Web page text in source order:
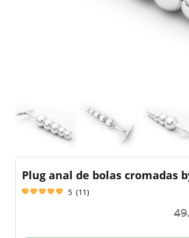
Plug anal de bolas cromadas
5 (11)
49